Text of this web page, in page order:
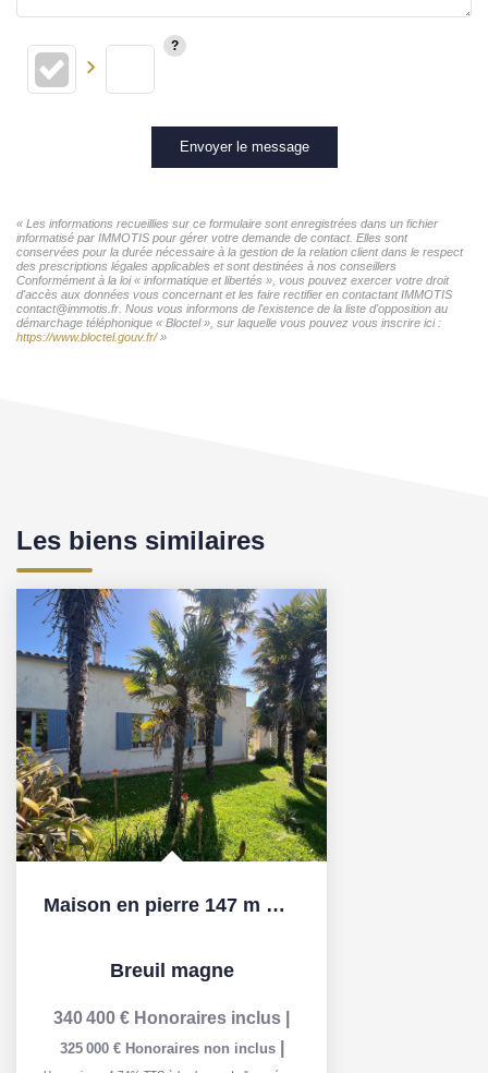
Envoyer le message
« Les informations recueillies sur ce formulaire sont enregistrées dans un fichier
informatisé par IMMOTIS pour gérer votre demande de contact. Elles sont
conservées pour la durée nécessaire à la gestion de la relation client dans le respect
des prescriptions légales applicables et sont destinées à nos conseillers
Conformément à la loi « informatique et libertés », vous pouvez exercer votre droit
d'accès aux données vous concernant et les faire rectifier en contactant IMMOTIS
contact@immotis.fr. Nous vous informons de l'existence de la liste d'opposition au
démarchage téléphonique « Bloctel », sur laquelle vous pouvez vous inscrire ici :
https://www.bloctel.gouv.fr/»
Les biens similaires
Maison en pierre 147 m Grand terrain 4 535 m à 5 min de...
Breuil magne
340 400 € Honoraires inclus
325 000 € Honoraires non inclus